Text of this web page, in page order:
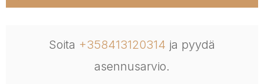
Soita +358413120314 ja pyydä
asennusarvio.